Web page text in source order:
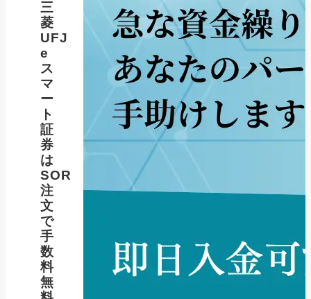
三
菱
UFJ
e
ス
マ
ー
ト
証
券
は
SOR
注
文
で
手
数
料
無